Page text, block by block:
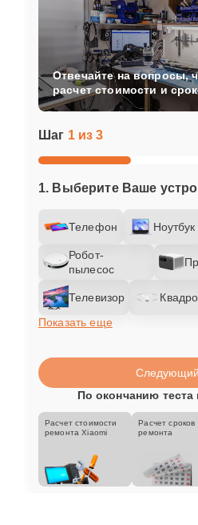
Шаг 1 из 3
1. Выберите Ваше
Телефон Ноутбук
Робот-
пылесос
Телевизор
Показать еще
Отвечайте на вопросы,
расчет стоимости и
По окончанию
Расчет стоимости
ремонта Xiaomi
Расчет сроков
ремонта